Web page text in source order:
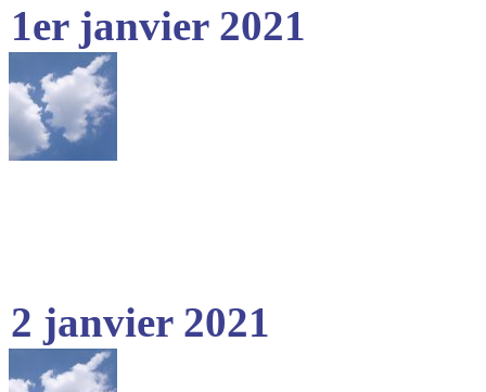
1er janvier 2021
2 janvier 2021